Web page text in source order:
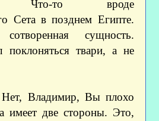
Что-то вроде
Сета в позднем Египте.
сотворенная сущность.
твари, а не
Владимир, Вы плохо
имеет две стороны. Это,